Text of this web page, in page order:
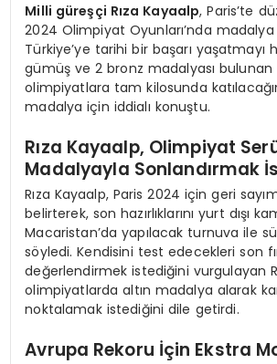
Milli güreşçi Rıza Kayaalp, Paris’te
2024 Olimpiyat Oyunları’nda
Türkiye’ye tarihi bir başarı yaşatmayı
gümüş ve 2 bronz madalyası bulunan
olimpiyatlara tam kilosunda
madalya için iddialı konuştu.
Rıza Kayaalp, Olimpiyat
Madalyayla Sonlandırmak
Rıza Kayaalp, Paris 2024 için geri
belirterek, son hazırlıklarını yurt dışı
Macaristan’da yapılacak turnuva ile
söyledi. Kendisini test edecekleri son
değerlendirmek istediğini vurgulayan
olimpiyatlarda altın madalya alarak
noktalamak istediğini dile getirdi.
Avrupa Rekoru İçin Ekstra